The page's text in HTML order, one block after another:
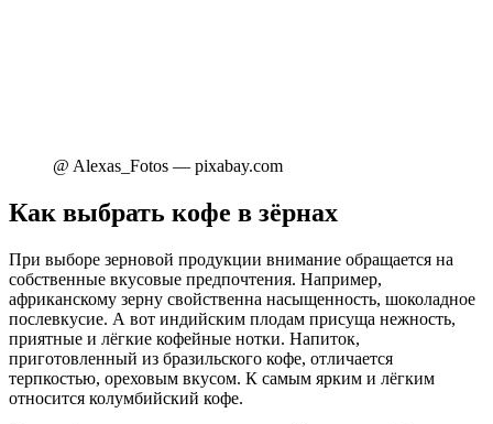
@ Alexas_Fotos — pixabay.com
Как выбрать кофе в зёрнах
При выборе зерновой продукции внимание обращается на
собственные вкусовые предпочтения. Например,
африканскому зерну свойственна насыщенность, шоколадное
послевкусие. А вот индийским плодам присуща нежность,
приятные и лёгкие кофейные нотки. Напиток,
приготовленный из бразильского кофе, отличается
терпкостью, ореховым вкусом. К самым ярким и лёгким
относится колумбийский кофе.